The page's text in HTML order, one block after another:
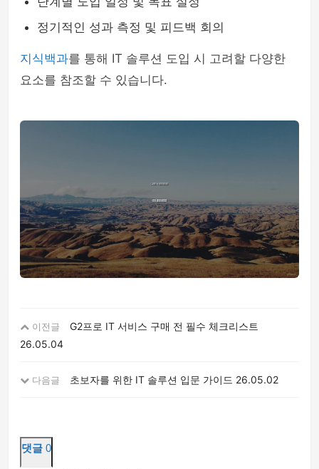
정기적인 성과 측정 및 피드백 회의
지식백과를 통해 IT 솔루션 도입 시 고려할 다양한
요소를 참조할 수 있습니다.
이전글
G2프로 IT 서비스 구매 전 필수 체크리스트
26.05.04
다음글 초보자를 위한 IT 솔루션 입문 가이드 26.05.02
댓글 0